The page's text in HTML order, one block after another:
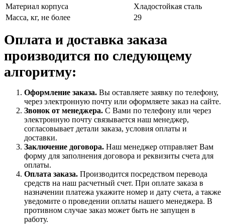
Материал корпуса
Хладостойкая сталь
Масса, кг, не более
29
Оплата и доставка заказа
производится по следующему
алгоритму:
Оформление заказа. Вы оставляете заявку по телефону,
через электронную почту или оформляете заказ на сайте.
Звонок от менеджера. С Вами по телефону или через
электронную почту связывается наш менеджер,
согласовывает детали заказа, условия оплаты и
доставки.
Заключение договора. Наш менеджер отправляет Вам
форму для заполнения договора и реквизиты счета для
оплаты.
Оплата заказа. Производится посредством перевода
средств на наш расчетный счет. При оплате заказа в
назначении платежа укажите номер и дату счета, а также
уведомите о проведении оплаты нашего менеджера. В
противном случае заказ может быть не запущен в
работу.